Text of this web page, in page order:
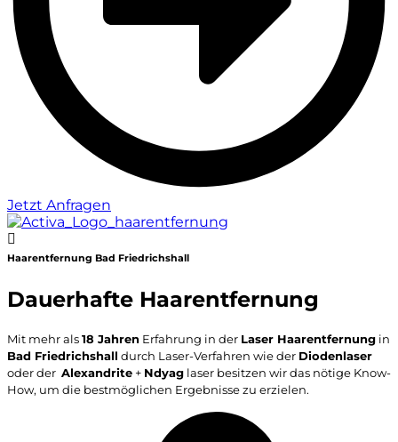
Jetzt Anfragen
Haarentfernung Bad Friedrichshall
Dauerhafte Haarentfernung
Mit mehr als18 Jahren Erfahrung in der Laser Haarentfernung in
Bad Friedrichshall durch Laser-Verfahren wie der Diodenlaser
oder der Alexandrite + Ndyag laser besitzen wir das nötige Know-
How, um die bestmöglichen Ergebnisse zu erzielen.